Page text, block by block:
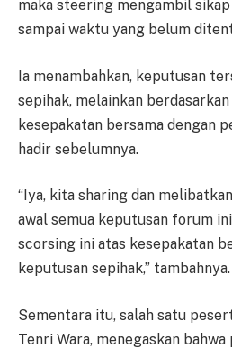
maka steering mengambil
sampai waktu yang belum
Ia menambahkan, keputusan
sepihak, melainkan
kesepakatan bersama dengan
hadir sebelumnya.
“Iya, kita sharing dan
awal semua keputusan forum
scorsing ini atas kesepakatan
keputusan sepihak,” tambahnya.
Sementara itu, salah satu
Tenri Wara, menegaskan